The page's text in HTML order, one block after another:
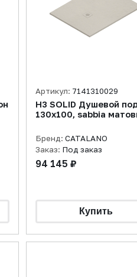
Артикул: 7141310029
H3 SOLID Душевой
130x100, sabbia
Бренд: CATALANO
Заказ: Под заказ
94 145 ₽